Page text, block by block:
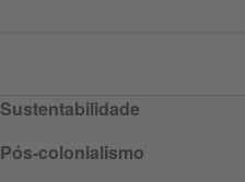
Sustentabilidade
Pós-colonialismo